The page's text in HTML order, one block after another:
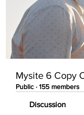
Mysite 6 Copy
Public · 155 members
Discussion